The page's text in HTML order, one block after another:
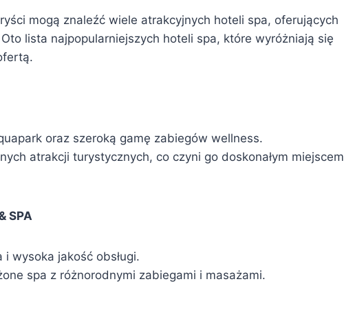
mogą znaleźć wiele atrakcyjnych hoteli spa, oferujących
lista najpopularniejszych hoteli spa, które wyróżniają się
oraz szeroką gamę zabiegów wellness.
atrakcji turystycznych, co czyni go doskonałym miejscem
SPA
wysoka jakość obsługi.
spa z różnorodnymi zabiegami i masażami.